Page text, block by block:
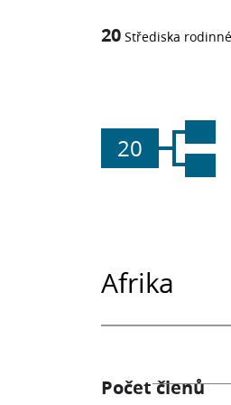
20 Střediska
20
Afrika
Počet členů